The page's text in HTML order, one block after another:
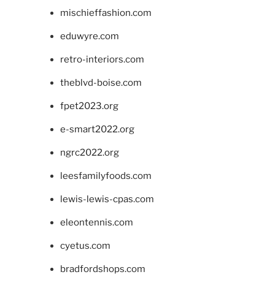
mischieffashion.com
eduwyre.com
retro-interiors.com
theblvd-boise.com
fpet2023.org
e-smart2022.org
ngrc2022.org
leesfamilyfoods.com
lewis-lewis-cpas.com
eleontennis.com
cyetus.com
bradfordshops.com